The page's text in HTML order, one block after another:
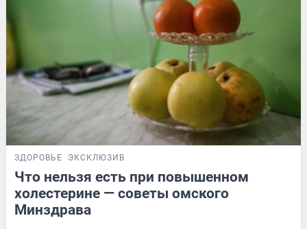
ЗДОРОВЬЕ ЭКСКЛЮЗИВ
Что нельзя есть при повышенном
холестерине — советы омского
Минздрава